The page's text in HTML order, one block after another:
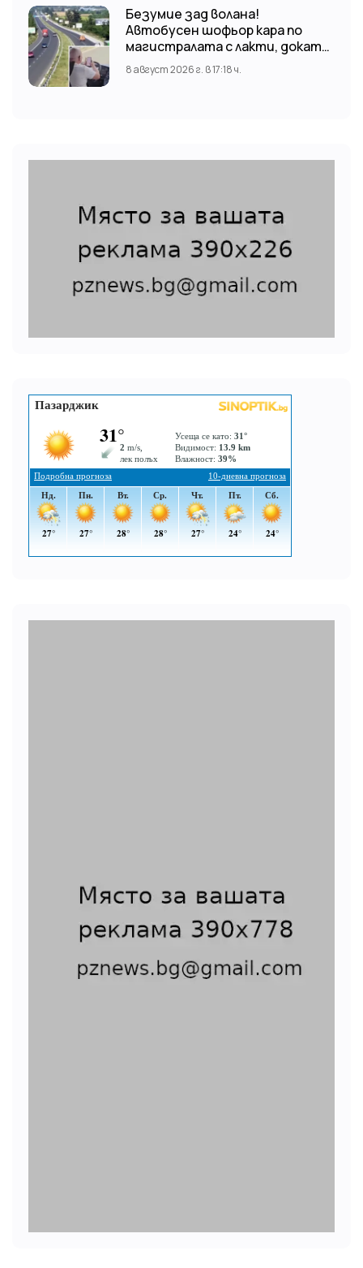
Безумие зад волана!
Автобусен шофьор кара по
магистралата с лакти, докато
гледа TikTok
8 август 2026 г. в 17:18 ч.